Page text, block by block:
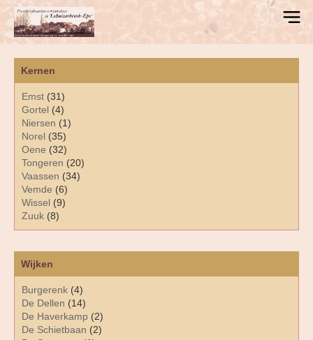
Kernen
Emst (31)
Gortel (4)
Niersen (1)
Norel (35)
Oene (32)
Tongeren (20)
Vaassen (34)
Vemde (6)
Wissel (9)
Zuuk (8)
Wijken
Burgerenk (4)
De Dellen (14)
De Haverkamp (2)
De Schietbaan (2)